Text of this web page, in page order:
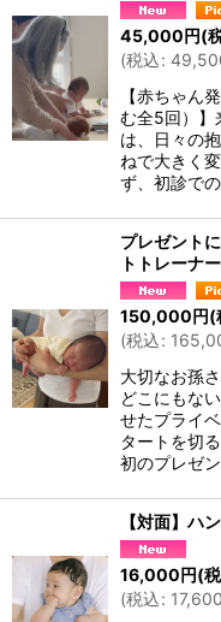
45,000円(
(税込:
【赤ちゃん
む全5回）】
は、日々の
ねで大きく
ず、初診で
プレゼント
トトレーナ
150,000円(
(税込:
大切なお孫
どこにもな
せたプライ
タートを切
初のプレゼ
【対面】ハ
16,000円(
(税込: 17,600